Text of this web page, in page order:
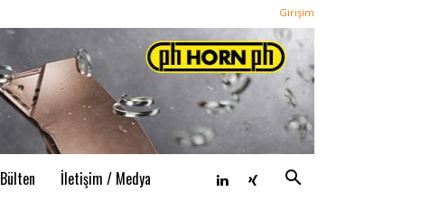
Girişim
Bülten İletişim / Medya